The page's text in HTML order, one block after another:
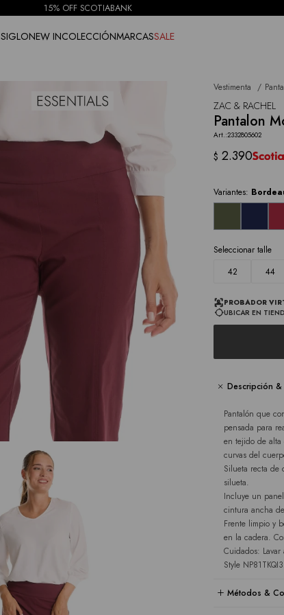
15% OFF SCOTIABANK
SIGLONEW INCOLECCIÓNMARCASSALE
Vestimenta
ZAC & RACHEL
Pantalon
2332805602
$ 2.390
Variantes:
Seleccionar talle
42
44
PROBADOR
UBICAR EN
Descripción
Pantalón que
pensada para
en tejido de alta
curvas del
Silueta recta de
silueta.
Incluye un
cintura ancha
Frente limpio y
en la cadera.
Cuidados:
Style
Métodos &
NOTIFICARME